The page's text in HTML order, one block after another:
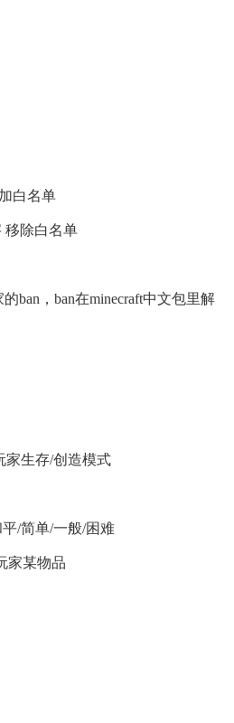
白名单
移除白名单
ban，ban在minecraft中文包里解
家生存/创造模式
/简单/一般/困难
家某物品